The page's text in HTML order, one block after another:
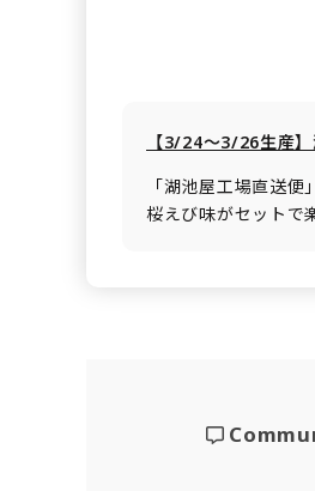
【3/24～3/26生産
「湖池屋工場直送
桜えび味がセットで